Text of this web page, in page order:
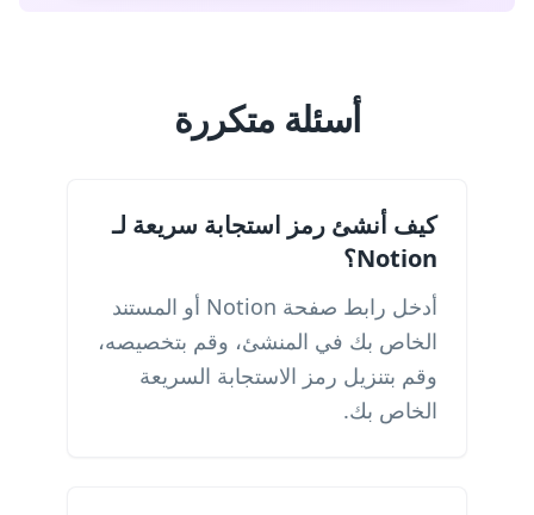
أسئلة متكررة
كيف أنشئ رمز استجابة سريعة لـ
Notion؟
أدخل رابط صفحة Notion أو المستند
الخاص بك في المنشئ، وقم بتخصيصه،
وقم بتنزيل رمز الاستجابة السريعة
الخاص بك.